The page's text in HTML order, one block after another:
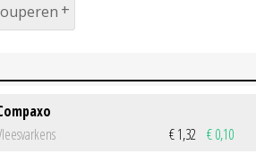
€ 1,32 € 0,10